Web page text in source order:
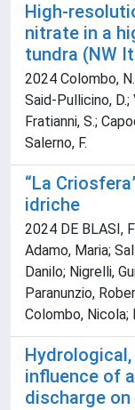
High-
nitrate in a
tundra (NW
2024 Colombo,
Said-Pullicino, D.;
Fratianni, S.;
Salerno, F.
“La
idriche
2024 DE BLASI,
Adamo, Maria;
Danilo; Nigrelli,
Paranunzio,
Colombo, Nicola;
influence of
discharge